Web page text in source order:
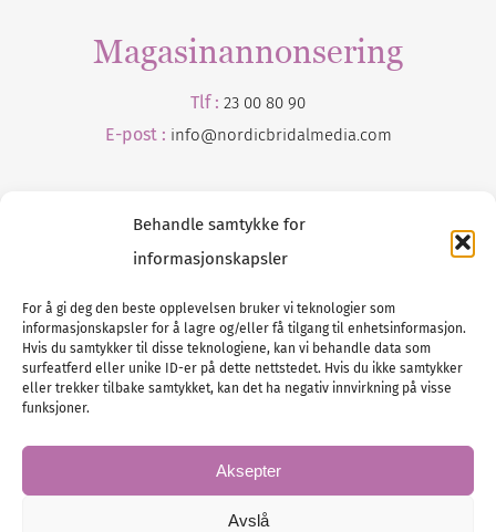
Behandle samtykke for
informasjonskapsler
For å gi deg den beste opplevelsen bruker vi teknologier som
informasjonskapsler for å lagre og/eller få tilgang til enhetsinformasjon.
Hvis du samtykker til disse teknologiene, kan vi behandle data som
surfeatferd eller unike ID-er på dette nettstedet. Hvis du ikke samtykker
eller trekker tilbake samtykket, kan det ha negativ innvirkning på visse
funksjoner.
Aksepter
Avslå
Magasinannonsering
Tlf : 23 00 80 90
E-post : info@nordicbridalmedia.com
Tlf :23 00 80 90
E-post :info@ nordicbridalmedia.com